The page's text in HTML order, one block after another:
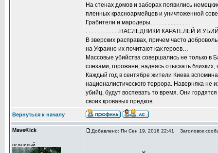
На стенах домов и заборах появились
пленных красноармейцев и уничтоженной
Грабители и мародеры. . . . . . . . . . . . . . .
. . . . . . . . . . . .НАСЛЕДНИКИ КАРАТЕЛЕЙ И
В зверских расправах, причем часто
на Украине их почитают как героев…
Массовые убийства совершались не только
слезами, горожане, надеясь отыскать
Каждый год в сентябре жители Киева
националистического террора. Наверняка не
убийц, будут воспевать то время. Они
своих кровавых предков.
Вернуться к началу
Mave®ick
вежливый
Добавлено: Пн Сен 19, 2016 22:41 Заголовок